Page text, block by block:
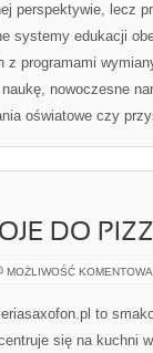
perspektywie, lecz
systemy edukacji
programami
nowoczesne
oświatowe czy
DO
MOŻLIWOŚĆ
to
się na kuchni